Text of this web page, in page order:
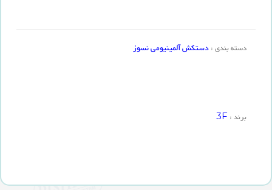
دسته بندی :دستکش آلمینیومی نسوز
برند : 3F